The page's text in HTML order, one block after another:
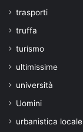
trasporti
truffa
turismo
ultimissime
università
Uomini
urbanistica locale